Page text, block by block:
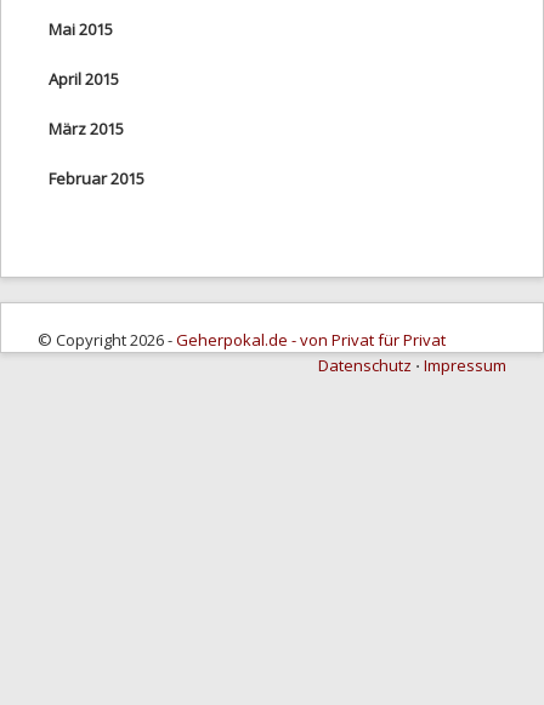
Mai 2015
April 2015
März 2015
Februar 2015
© Copyright 2026 -Geherpokal.de - von Privat für Privat
Datenschutz ⋅ Impressum